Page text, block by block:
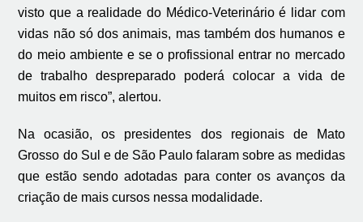
visto que a realidade do Médico-Veterinário é lidar com
vidas não só dos animais, mas também dos humanos e
do meio ambiente e se o profissional entrar no mercado
de trabalho despreparado poderá colocar a vida de
muitos em risco”, alertou.
Na ocasião, os presidentes dos regionais de Mato
Grosso do Sul e de São Paulo falaram sobre as medidas
que estão sendo adotadas para conter os avanços da
criação de mais cursos nessa modalidade.